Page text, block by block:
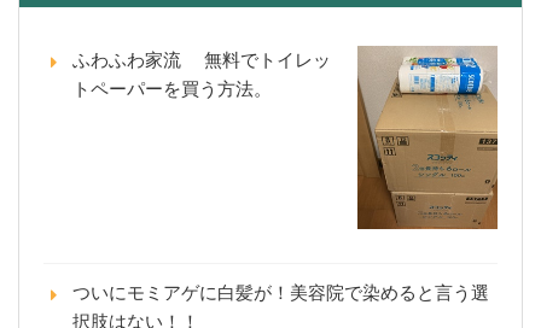
ふわふわ家流 無料でトイレッ
トペーパーを買う方法。
ついにモミアゲに白髪が！美容院で染めると言う選
択肢はない！！